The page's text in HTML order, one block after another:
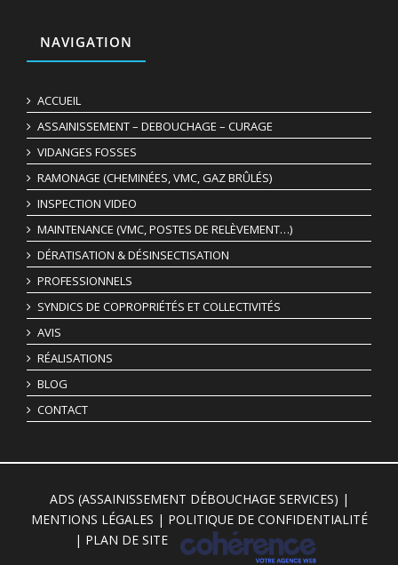
NAVIGATION
ACCUEIL
ASSAINISSEMENT – DEBOUCHAGE – CURAGE
VIDANGES FOSSES
RAMONAGE (CHEMINÉES, VMC, GAZ BRÛLÉS)
INSPECTION VIDEO
MAINTENANCE (VMC, POSTES DE RELÈVEMENT…)
DÉRATISATION & DÉSINSECTISATION
PROFESSIONNELS
SYNDICS DE COPROPRIÉTÉS ET COLLECTIVITÉS
AVIS
RÉALISATIONS
BLOG
CONTACT
ADS (ASSAINISSEMENT DÉBOUCHAGE SERVICES) |
MENTIONS LÉGALES | POLITIQUE DE CONFIDENTIALITÉ
| PLAN DE SITE